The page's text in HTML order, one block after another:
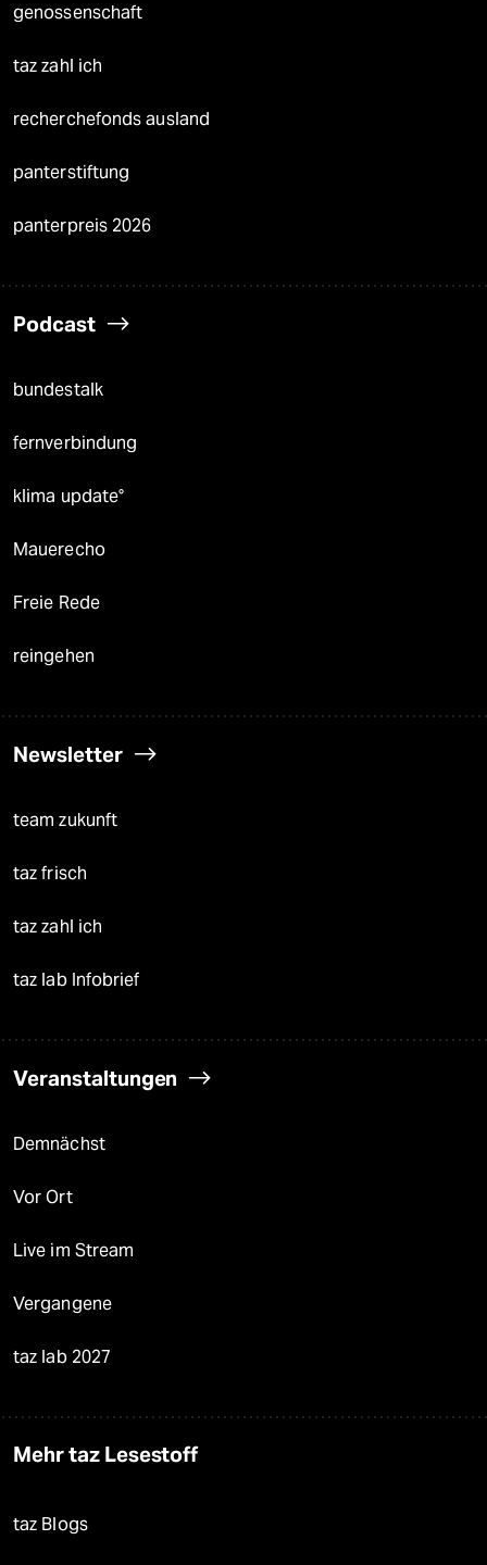
genossenschaft
taz zahl ich
recherchefonds ausland
panterstiftung
panterpreis 2026
Podcast
bundestalk
fernverbindung
klima update°
Mauerecho
Freie Rede
reingehen
Newsletter
team zukunft
taz frisch
taz zahl ich
taz lab Infobrief
Veranstaltungen
Demnächst
Vor Ort
Live im Stream
Vergangene
taz lab 2027
Mehr taz Lesestoff
taz Blogs